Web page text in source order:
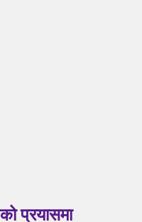
प्रयासमा